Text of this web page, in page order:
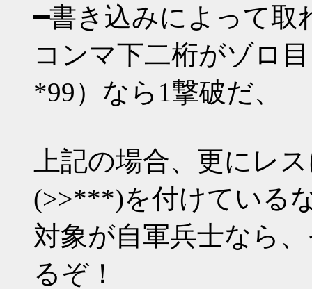
━書き込みによって
コンマ下二桁がゾロ
*99）なら1撃破だ、
上記の場合、更にレ
(>>***)を付けている
対象が自軍兵士なら
るぞ！